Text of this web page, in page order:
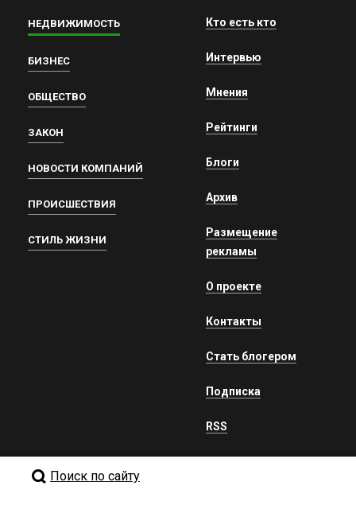
НЕДВИЖИМОСТЬ
БИЗНЕС
ОБЩЕСТВО
ЗАКОН
НОВОСТИ КОМПАНИЙ
ПРОИСШЕСТВИЯ
СТИЛЬ ЖИЗНИ
Кто есть кто
Интервью
Мнения
Рейтинги
Блоги
Архив
Размещение
рекламы
О проекте
Контакты
Стать блогером
Подписка
RSS
Поиск по сайту